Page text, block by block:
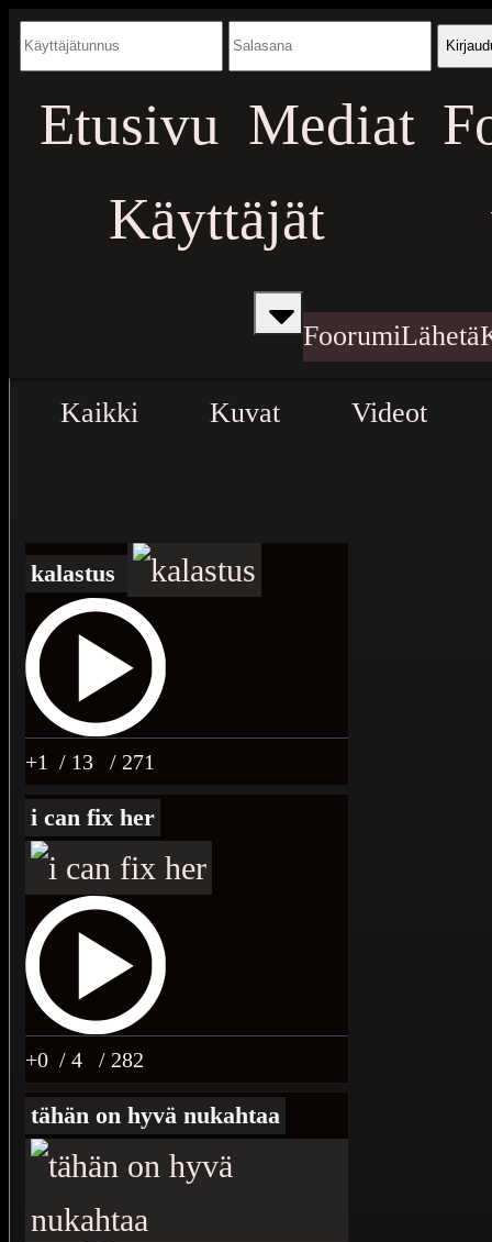
Etusivu Mediat
Käyttäjät
FoorumiLähetä
Kaikki Kuvat Videot
kalastus
+1 / 13 / 271
i can fix her
+0 / 4 / 282
tähän on hyvä nukahtaa